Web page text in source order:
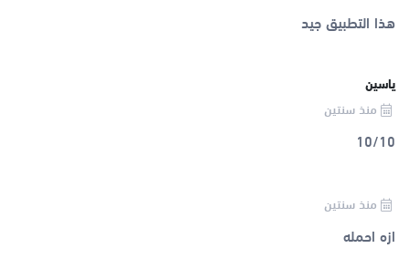
هذا التطبيق جيد
ياسين
منذ سنتين
10/10
منذ سنتين
ازه احمله